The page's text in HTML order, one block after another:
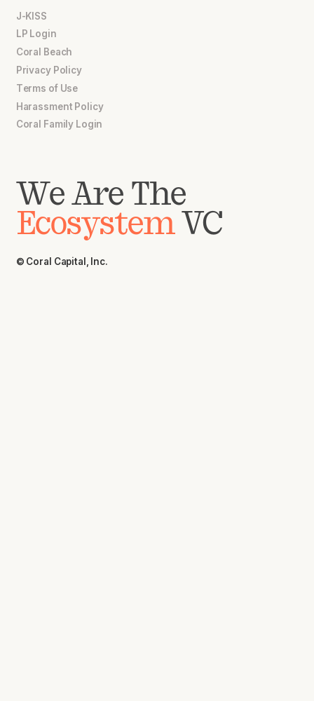
J-KISS
LP Login
Coral Beach
Privacy Policy
Terms of Use
Harassment Policy
Coral Family Login
We Are The
EcosystemVC
© Coral Capital, Inc.